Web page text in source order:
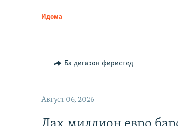
Идома
Ба дигарон фиристед
Август 06, 2026